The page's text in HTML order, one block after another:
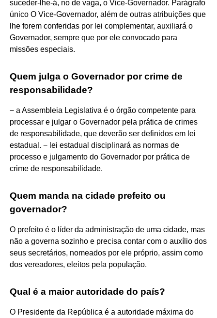
suceder-lhe-á, no de vaga, o Vice-Governador. Parágrafo
único O Vice-Governador, além de outras atribuições que
lhe forem conferidas por lei complementar, auxiliará o
Governador, sempre que por ele convocado para
missões especiais.
Quem julga o Governador por crime de
responsabilidade?
− a Assembleia Legislativa é o órgão competente para
processar e julgar o Governador pela prática de crimes
de responsabilidade, que deverão ser definidos em lei
estadual. − lei estadual disciplinará as normas de
processo e julgamento do Governador por prática de
crime de responsabilidade.
Quem manda na cidade prefeito ou
governador?
O prefeito é o líder da administração de uma cidade, mas
não a governa sozinho e precisa contar com o auxílio dos
seus secretários, nomeados por ele próprio, assim como
dos vereadores, eleitos pela população.
Qual é a maior autoridade do país?
O Presidente da República é a autoridade máxima do